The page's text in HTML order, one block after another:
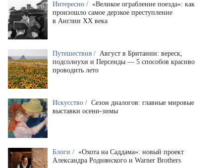
Интересно / «Великое ограбление поезда»: как
произошло самое дерзкое преступление
в Англии XX века
Путешествия / Август в Британии: вереск,
подсолнухи и Персеиды — 5 способов красиво
проводить лето
Искусство / Сезон диалогов: главные мировые
выставки осени-зимы
Блоги / «Охота на Саддама»: новый проект
Александра Роднянского и Warner Brothers